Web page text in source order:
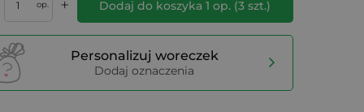
op. + Dodaj do koszyka1 op. (3 szt.)
Personalizuj woreczek
Dodaj oznaczenia